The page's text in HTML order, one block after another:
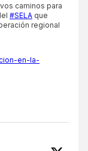
caminos para
#SELA que
regional
en-la-